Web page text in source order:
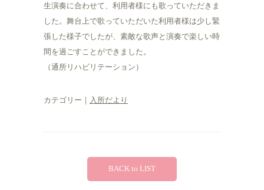
生演奏に合わせて、利用者様にも歌っていただきま
した。舞台上で歌っていただいた利用者様は少し緊
張した様子でしたが、素敵な歌声と演奏で楽しい時
間を過ごすことができました。
（通所リハビリテーション）
カテゴリー｜ 入所だより
BACK to LIST